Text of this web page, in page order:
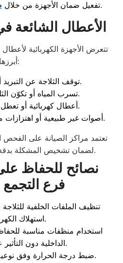
تفعيل ضمان الأجهزة من خلال.
الأعطال الشائعة
تتعرض الأجهزة الكهربائية
أبرزها:
توقف الثلاجة عن التبريد أو ضعف أدائها.
تسرب المياه أو تكوّن الثلج بشكل زائد.
أعطال كهربائية أو تعطل لوحة التحكم.
أصوات غير طبيعية أو اهتزازات مستمرة أثناء التشغيل.
تعتمد مراكز الصيانة على الفحص
لضمان تشخيص المشكلة بدقة ومعالجتها بشكل صحيح.
نصائح للحفاظ
فرع
تنظيف الملفات الخلفية للثلاجة
استهلاك الكهرباء.
استخدام منظفات مناسبة
الداخلية دون التأثير على الأداء.
ضبط درجة الحرارة وفق نوعية الأطعمة المخزنة.